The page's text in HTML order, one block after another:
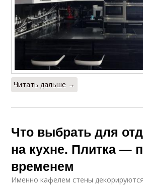
Читать дальше →
Что выбрать для
на кухне. Плитка —
временем
Именно кафелем стены